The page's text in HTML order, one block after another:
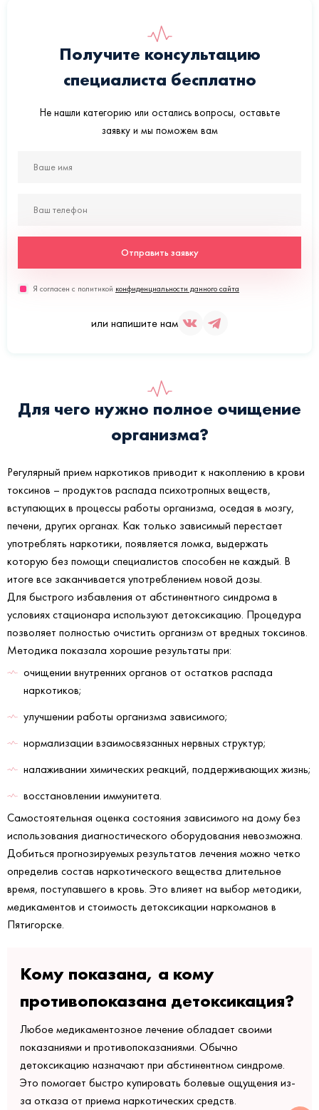
Получите консультацию
специалиста бесплатно
Не нашли категорию или остались вопросы, оставьте
заявку и мы поможем вам
Отправить заявку
Я согласен с политикой конфиденциальности данного сайта
или напишите нам
Для чего нужно полное очищение
организма?
Регулярный прием наркотиков приводит к накоплению в крови
токсинов – продуктов распада психотропных веществ,
вступающих в процессы работы организма, оседая в мозгу,
печени, других органах. Как только зависимый перестает
употреблять наркотики, появляется ломка, выдержать
которую без помощи специалистов способен не каждый. В
итоге все заканчивается употреблением новой дозы.
Для быстрого избавления от абстинентного синдрома в
условиях стационара используют детоксикацию. Процедура
позволяет полностью очистить организм от вредных токсинов.
Методика показала хорошие результаты при:
очищении внутренних органов от остатков распада
наркотиков;
улучшении работы организма зависимого;
нормализации взаимосвязанных нервных структур;
налаживании химических реакций, поддерживающих жизнь;
восстановлении иммунитета.
Самостоятельная оценка состояния зависимого на дому без
использования диагностического оборудования невозможна.
Добиться прогнозируемых результатов лечения можно четко
определив состав наркотического вещества длительное
время, поступавшего в кровь. Это влияет на выбор методики,
медикаментов и стоимость детоксикации наркоманов в
Пятигорске.
Кому показана, а кому
противопоказана детоксикация?
Любое медикаментозное лечение обладает своими
показаниями и противопоказаниями. Обычно
детоксикацию назначают при абстинентном синдроме.
Это помогает быстро купировать болевые ощущения из-
за отказа от приема наркотических средств.